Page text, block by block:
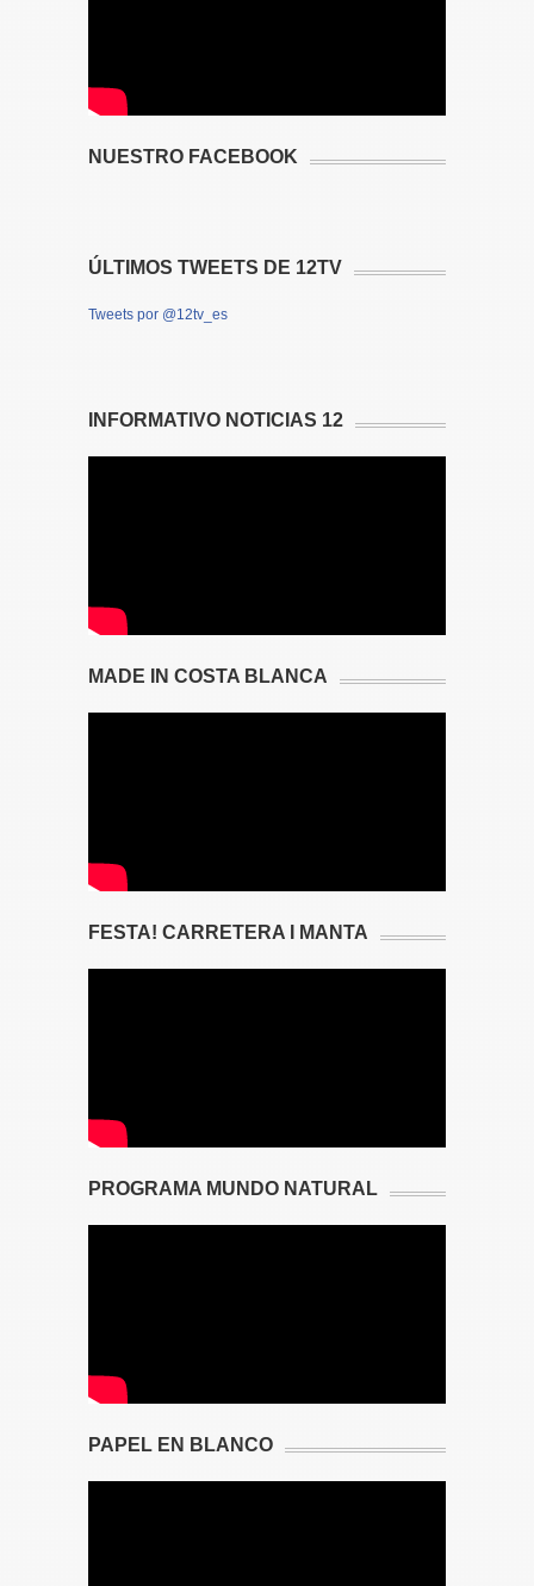
NUESTRO FACEBOOK
ÚLTIMOS TWEETS DE 12TV
Tweets por @12tv_es
INFORMATIVO NOTICIAS 12
MADE IN COSTA BLANCA
FESTA! CARRETERA I MANTA
PROGRAMA MUNDO NATURAL
PAPEL EN BLANCO